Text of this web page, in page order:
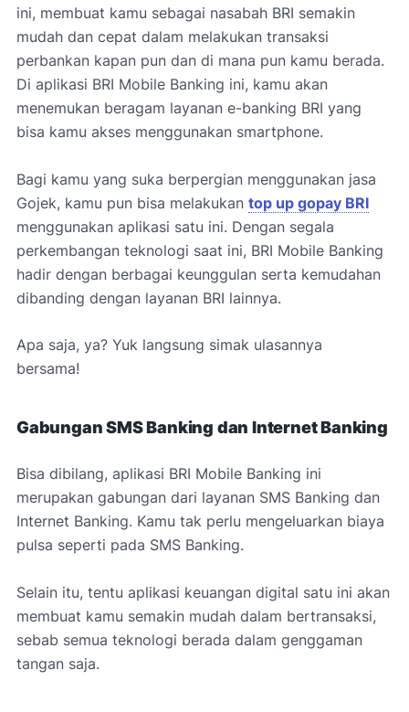
ini, membuat kamu sebagai nasabah BRI semakin
mudah dan cepat dalam melakukan transaksi
perbankan kapan pun dan di mana pun kamu berada.
Di aplikasi BRI Mobile Banking ini, kamu akan
menemukan beragam layanan e-banking BRI yang
bisa kamu akses menggunakan smartphone.
Bagi kamu yang suka berpergian menggunakan jasa
Gojek, kamu pun bisa melakukan top up gopay BRI
menggunakan aplikasi satu ini. Dengan segala
perkembangan teknologi saat ini, BRI Mobile Banking
hadir dengan berbagai keunggulan serta kemudahan
dibanding dengan layanan BRI lainnya.
Apa saja, ya? Yuk langsung simak ulasannya
bersama!
Gabungan SMS Banking dan Internet Banking
Bisa dibilang, aplikasi BRI Mobile Banking ini
merupakan gabungan dari layanan SMS Banking dan
Internet Banking. Kamu tak perlu mengeluarkan biaya
pulsa seperti pada SMS Banking.
Selain itu, tentu aplikasi keuangan digital satu ini akan
membuat kamu semakin mudah dalam bertransaksi,
sebab semua teknologi berada dalam genggaman
tangan saja.